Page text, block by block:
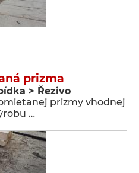
prizma
> Řezivo
prizmy vhodnej
…